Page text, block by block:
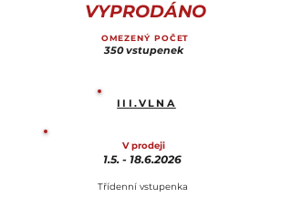
VYPRODÁNO
OMEZENÝ POČET
350 vstupenek
III.VLNA
V prodeji
1.5. - 18.6.2026
Třídenní vstupenka